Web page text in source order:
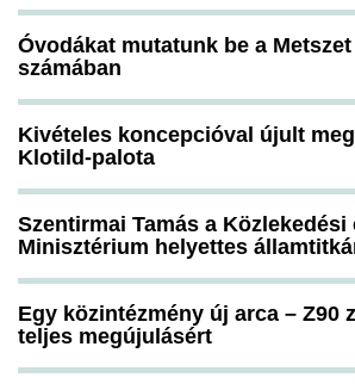
Óvodákat mutatunk be a Metszet
számában
Kivételes koncepcióval újult
Klotild-palota
Szentirmai Tamás a Közlekedési
Minisztérium helyettes
Egy közintézmény új arca – Z90
teljes megújulásért